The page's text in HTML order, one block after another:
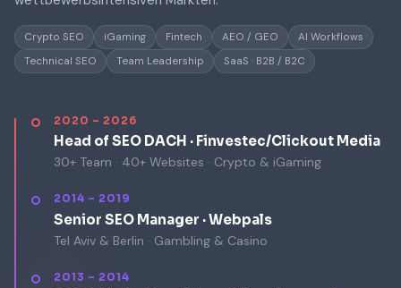
Crypto SEO iGaming Fintech AEO / GEO
AI Workflows
Technical SEO
Team Leadership SaaS · B2B / B2C
2020 – 2026
Head of SEO DACH · Finvestec/Clickout Media
30+ Team · 40+ Websites · Crypto & iGaming
2014 – 2019
Senior SEO Manager · Webpals
Tel Aviv & Berlin · Gambling & Casino
2013 – 2014